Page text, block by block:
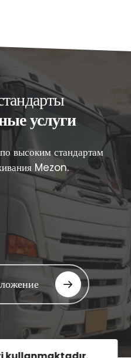
услуги
высоким стандартам
Mezon.
Français
Deutsch
English